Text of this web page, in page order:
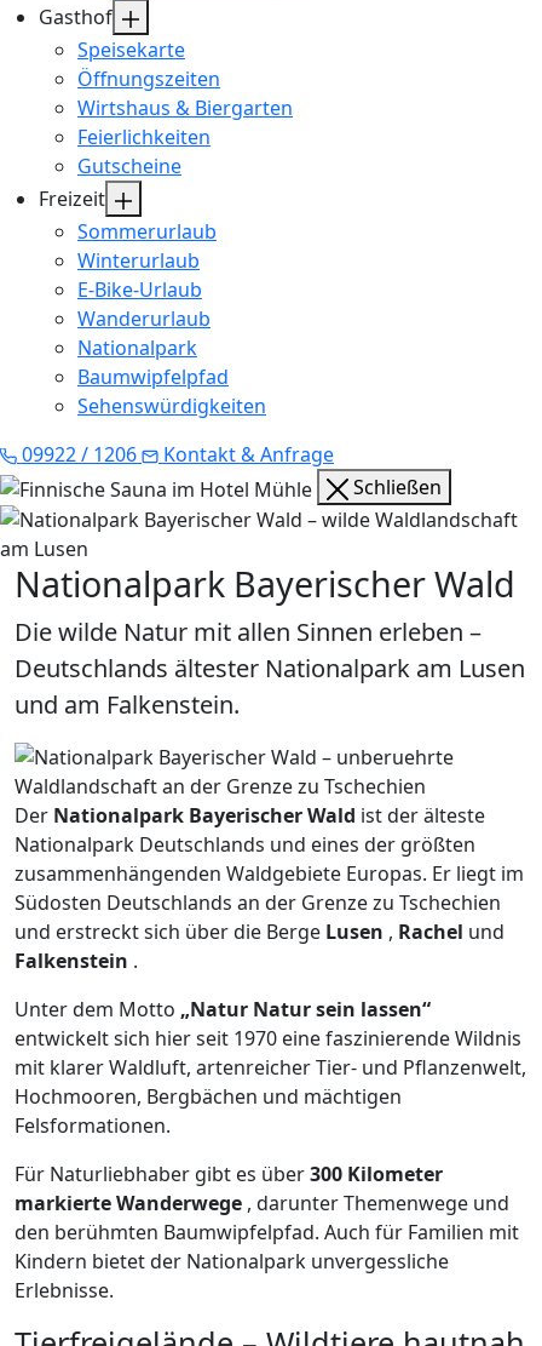
Gasthof
Speisekarte
Öffnungszeiten
Wirtshaus & Biergarten
Feierlichkeiten
Gutscheine
Freizeit
Sommerurlaub
Winterurlaub
E-Bike-Urlaub
Wanderurlaub
Nationalpark
Baumwipfelpfad
Sehenswürdigkeiten
09922 / 1206
Kontakt & Anfrage
Schließen
Zurück
Nationalpark Bayerischer Wald
Die wilde Natur mit allen Sinnen erleben –
Deutschlands ältester Nationalpark am Lusen
und am Falkenstein.
Der Nationalpark Bayerischer Wald ist der älteste
Nationalpark Deutschlands und eines der größten
zusammenhängenden Waldgebiete Europas. Er liegt im
Südosten Deutschlands an der Grenze zu Tschechien
und erstreckt sich über die Berge Lusen , Rachel und
Falkenstein .
Unter dem Motto „Natur Natur sein lassen“
entwickelt sich hier seit 1970 eine faszinierende Wildnis
mit klarer Waldluft, artenreicher Tier- und Pflanzenwelt,
Hochmooren, Bergbächen und mächtigen
Felsformationen.
Für Naturliebhaber gibt es über300 Kilometer
markierte Wanderwege , darunter Themenwege und
den berühmten Baumwipfelpfad. Auch für Familien mit
Kindern bietet der Nationalpark unvergessliche
Erlebnisse.